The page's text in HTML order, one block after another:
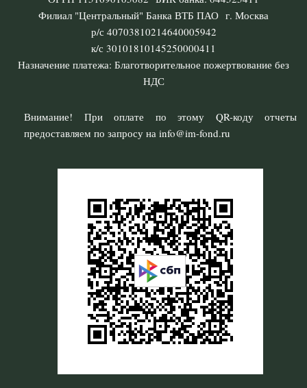
Филиал "Центральный" Банка ВТБ ПАО г. Москва
р/с 40703810214640005942
к/с 30101810145250000411
Назначение платежа: Благотворительное пожертвование без
НДС
Внимание! При оплате по этому QR-коду отчеты
предоставляем по запросу на info@im-fond.ru